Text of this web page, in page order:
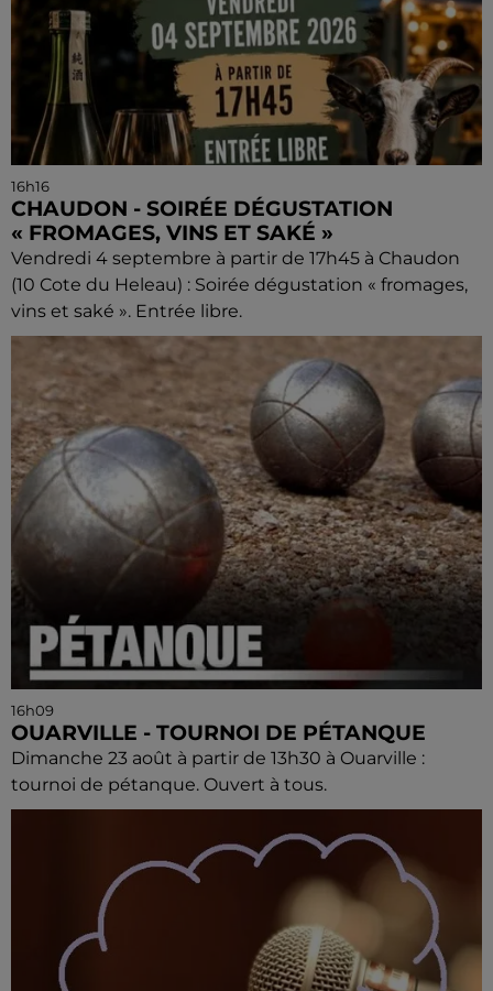
16h16
CHAUDON - SOIRÉE DÉGUSTATION
« FROMAGES, VINS ET SAKÉ »
Vendredi 4 septembre à partir de 17h45 à Chaudon
(10 Cote du Heleau) : Soirée dégustation « fromages,
vins et saké ». Entrée libre.
16h09
OUARVILLE - TOURNOI DE PÉTANQUE
Dimanche 23 août à partir de 13h30 à Ouarville :
tournoi de pétanque. Ouvert à tous.